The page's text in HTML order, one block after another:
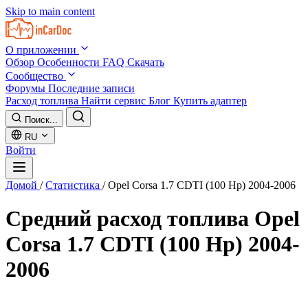
Skip to main content
О приложении
Обзор Особенности FAQ Скачать
Сообщество
Форумы Последние записи
Расход топлива Найти сервис Блог Купить адаптер
Поиск...
RU
Войти
Домой / Статистика / Opel Corsa 1.7 CDTI (100 Hp) 2004-2006
Средний расход топлива Opel
Corsa 1.7 CDTI (100 Hp) 2004-
2006